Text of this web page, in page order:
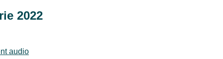
2022
audio